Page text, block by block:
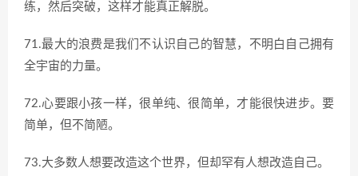
练，然后突破，这样才能真正解脱。
71.最大的浪费是我们不认识自己的智慧，不明白自己拥有
全宇宙的力量。
72.心要跟小孩一样，很单纯、很简单，才能很快进步。要
简单，但不简陋。
73.大多数人想要改造这个世界，但却罕有人想改造自己。